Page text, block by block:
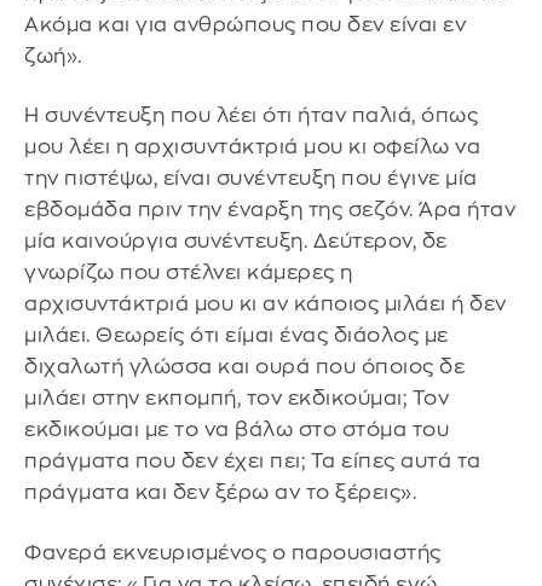
Ακόμα και για ανθρώπους που δεν είναι εν
ζωή».
Η συνέντευξη που λέει ότι ήταν παλιά, όπως
μου λέει η αρχισυντάκτριά μου κι οφείλω να
την πιστέψω, είναι συνέντευξη που έγινε μία
εβδομάδα πριν την έναρξη της σεζόν. Άρα ήταν
μία καινούργια συνέντευξη. Δεύτερον, δε
γνωρίζω που στέλνει κάμερες η
αρχισυντάκτριά μου κι αν κάποιος μιλάει ή δεν
μιλάει. Θεωρείς ότι είμαι ένας διάολος με
διχαλωτή γλώσσα και ουρά που όποιος δε
μιλάει στην εκπομπή, τον εκδικούμαι; Τον
εκδικούμαι με το να βάλω στο στόμα του
πράγματα που δεν έχει πει; Τα είπες αυτά τα
πράγματα και δεν ξέρω αν το ξέρεις».
Φανερά εκνευρισμένος ο παρουσιαστής